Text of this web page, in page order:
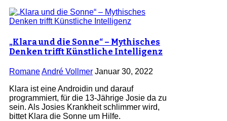
„Klara und die Sonne“ – Mythisches
Denken trifft Künstliche Intelligenz
RomaneAndré Vollmer Januar 30, 2022
Klara ist eine Androidin und darauf
programmiert, für die 13-Jährige Josie da zu
sein. Als Josies Krankheit schlimmer wird,
bittet Klara die Sonne um Hilfe.